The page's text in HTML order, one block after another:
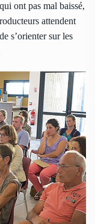
ont pas mal baissé,
attendent
s’orienter sur les